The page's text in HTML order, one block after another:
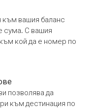
към вашия баланс
сума. С вашия
кой да е номер по
позволява да
към дестинация по